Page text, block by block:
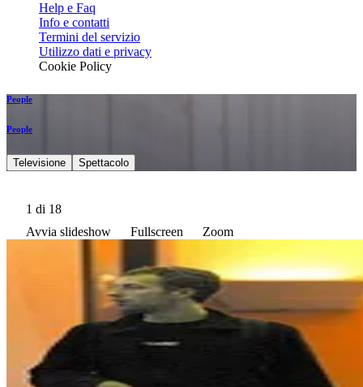
Help e Faq
Info e contatti
Termini del servizio
Utilizzo dati e privacy
Cookie Policy
People
People
Televisione Spettacolo
1 di 18
Avvia slideshow
Fullscreen Zoom